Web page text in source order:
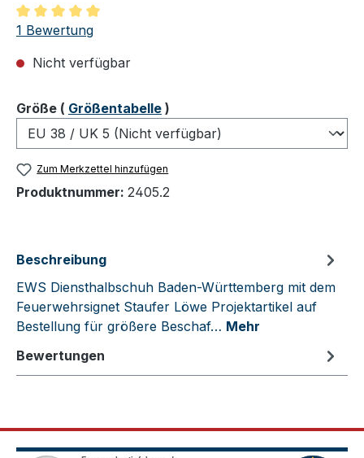
Durchschnittliche Bewertung von 5 von 5 Sternen
1 Bewertung
Nicht verfügbar
Größeauswählen
( Größentabelle )
Zum Merkzettel hinzufügen
Produktnummer: 2405.2
Beschreibung
EWS Diensthalbschuh Baden-Württemberg mit dem
Feuerwehrsignet Staufer Löwe Projektartikel auf
Bestellung für größere Beschaf… Mehr
Bewertungen